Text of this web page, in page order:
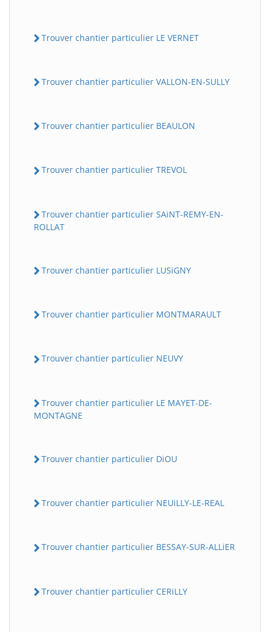
Trouver chantier particulier LE VERNET
Trouver chantier particulier VALLON-EN-SULLY
Trouver chantier particulier BEAULON
Trouver chantier particulier TREVOL
Trouver chantier particulier SAiNT-REMY-EN-
ROLLAT
Trouver chantier particulier LUSiGNY
Trouver chantier particulier MONTMARAULT
Trouver chantier particulier NEUVY
Trouver chantier particulier LE MAYET-DE-
MONTAGNE
Trouver chantier particulier DiOU
Trouver chantier particulier NEUiLLY-LE-REAL
Trouver chantier particulier BESSAY-SUR-ALLiER
Trouver chantier particulier CERiLLY